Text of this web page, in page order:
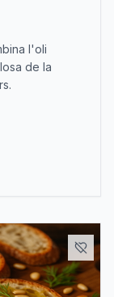
l'oli
de la